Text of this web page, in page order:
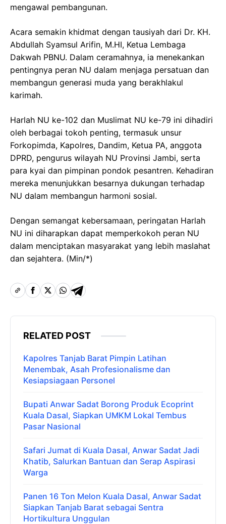
mengawal pembangunan.
Acara semakin khidmat dengan tausiyah dari Dr. KH.
Abdullah Syamsul Arifin, M.HI, Ketua Lembaga
Dakwah PBNU. Dalam ceramahnya, ia menekankan
pentingnya peran NU dalam menjaga persatuan dan
membangun generasi muda yang berakhlakul
karimah.
Harlah NU ke-102 dan Muslimat NU ke-79 ini dihadiri
oleh berbagai tokoh penting, termasuk unsur
Forkopimda, Kapolres, Dandim, Ketua PA, anggota
DPRD, pengurus wilayah NU Provinsi Jambi, serta
para kyai dan pimpinan pondok pesantren. Kehadiran
mereka menunjukkan besarnya dukungan terhadap
NU dalam membangun harmoni sosial.
Dengan semangat kebersamaan, peringatan Harlah
NU ini diharapkan dapat memperkokoh peran NU
dalam menciptakan masyarakat yang lebih maslahat
dan sejahtera. (Min/*)
RELATED POST
Kapolres Tanjab Barat Pimpin Latihan
Menembak, Asah Profesionalisme dan
Kesiapsiagaan Personel
Bupati Anwar Sadat Borong Produk Ecoprint
Kuala Dasal, Siapkan UMKM Lokal Tembus
Pasar Nasional
Safari Jumat di Kuala Dasal, Anwar Sadat Jadi
Khatib, Salurkan Bantuan dan Serap Aspirasi
Warga
Panen 16 Ton Melon Kuala Dasal, Anwar Sadat
Siapkan Tanjab Barat sebagai Sentra
Hortikultura Unggulan